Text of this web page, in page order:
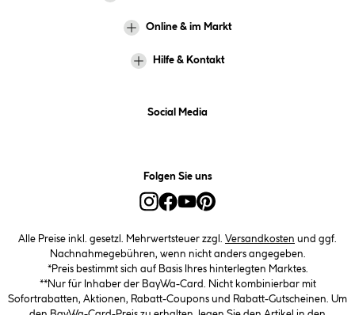
Online & im Markt
Hilfe & Kontakt
Social Media
Folgen Sie uns
Alle Preise inkl. gesetzl. Mehrwertsteuer zzgl. Versandkosten und ggf.
Nachnahmegebühren, wenn nicht anders angegeben.
*Preis bestimmt sich auf Basis Ihres hinterlegten Marktes.
**Nur für Inhaber der BayWa-Card. Nicht kombinierbar mit
Sofortrabatten, Aktionen, Rabatt-Coupons und Rabatt-Gutscheinen. Um